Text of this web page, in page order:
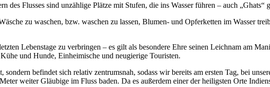
Flusses sind unzählige Plätze mit Stufen, die ins Wasser führen – auch „Ghats“
zu waschen, bzw. waschen zu lassen, Blumen- und Opferketten im Wasser
Lebenstage zu verbringen – es gilt als besondere Ehre seinen Leichnam am
und Hunde, Einheimische und neugierige Touristen.
befindet sich relativ zentrumsnah, sodass wir bereits am ersten Tag, bei
weiter Gläubige im Fluss baden. Da es außerdem einer der heiligsten Orte